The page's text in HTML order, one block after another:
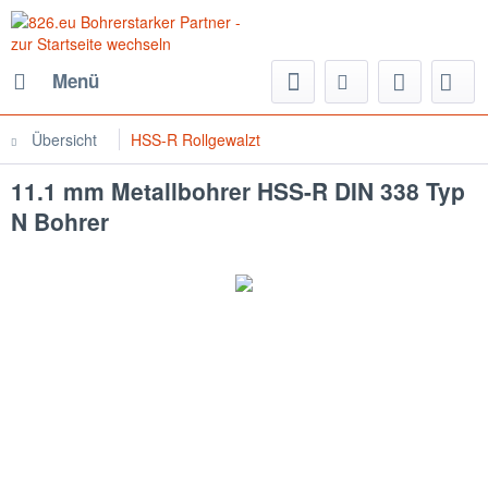
Menü
Übersicht HSS-R Rollgewalzt
11.1 mm Metallbohrer HSS-R DIN 338 Typ
N Bohrer